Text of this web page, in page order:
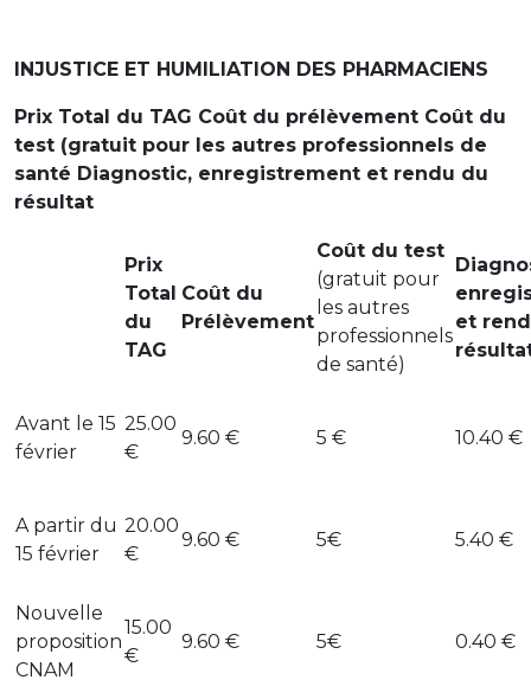
INJUSTICE ET HUMILIATION DES PHARMACIENS
Prix Total du TAG Coût du prélèvement Coût du
test (gratuit pour les autres professionnels de
santé Diagnostic, enregistrement et rendu du
résultat
Prix
Total
du
TAG
Coût du
Prélèvement
Coût du test
(gratuit pour
les autres
professionnels
de santé)
et
Avant le 15
février
25.00
€
9.60 € 5 € 10.40 €
A partir du
15 février
20.00
€
9.60 € 5€ 5.40 €
Nouvelle
proposition
CNAM
15.00
€
9.60 € 5€ 0.40 €